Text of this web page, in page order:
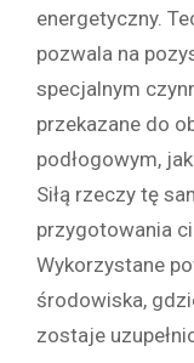
energetyczny.
pozwala na
specjalnym
przekazane do
podłogowym,
Siłą rzeczy tę
przygotowania
Wykorzystane
środowiska,
zostaje